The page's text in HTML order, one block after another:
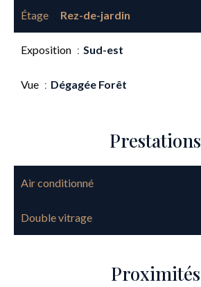
Étage Rez-de-jardin
Exposition Sud-est
Vue Dégagée Forêt
Prestations
Air conditionné
Double vitrage
Proximités